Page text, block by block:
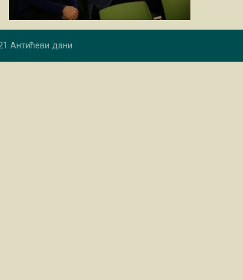
Антићеви дани